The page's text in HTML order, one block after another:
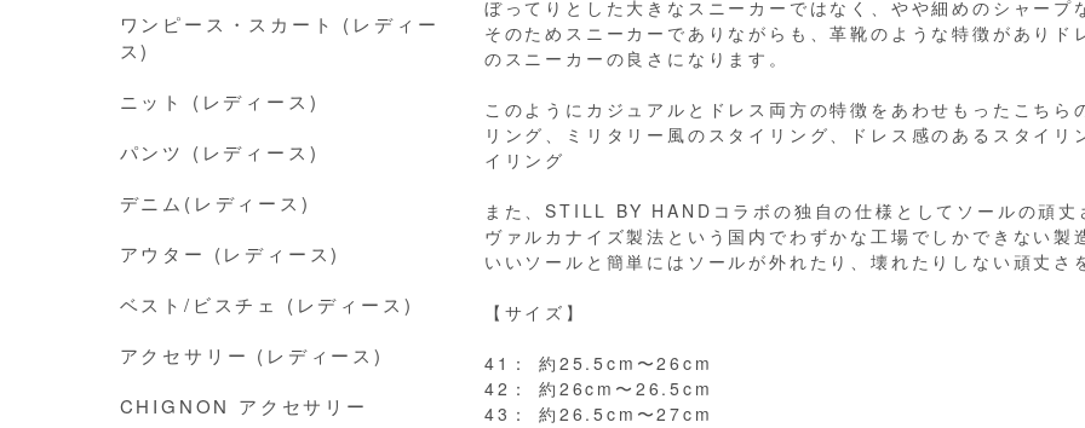
ぼってりとした大きなスニーカーではなく、やや細めのシャー
そのためスニーカーでありながらも、革靴のような特徴があり
のスニーカーの良さになります。
このようにカジュアルとドレス両方の特徴をあわせもったこち
リング、ミリタリー風のスタイリング、ドレス感のあるスタイ
イリング
また、STILL BY HANDコラボの独自の仕様としてソールの頑丈
ヴァルカナイズ製法という国内でわずかな工場でしかできない
いいソールと簡単にはソールが外れたり、壊れたりしない頑丈さ
【サイズ】
41： 約25.5cm〜26cm
42： 約26cm〜26.5cm
43： 約26.5cm〜27cm
ワンピース・スカート (レディー
ス)
ニット (レディース)
パンツ (レディース)
デニム(レディース)
アウター (レディース)
ベスト/ビスチェ (レディース)
アクセサリー (レディース)
CHIGNON アクセサリー